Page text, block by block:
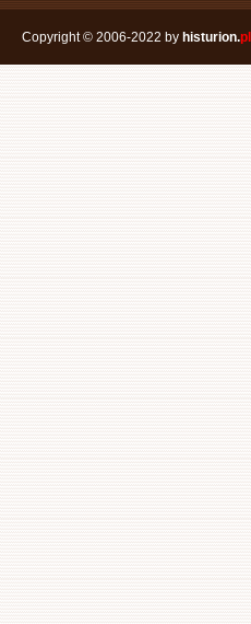
Copyright © 2006-2022 by histurion.pl